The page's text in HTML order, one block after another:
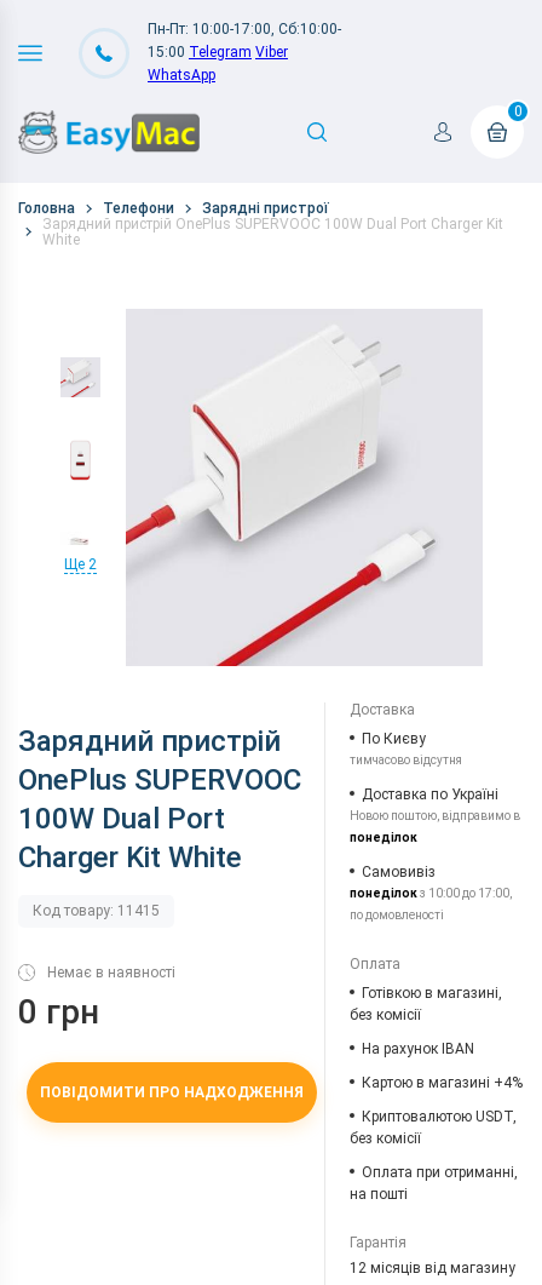
Пн-Пт: 10:00-17:00, Сб:10:00-
15:00 Telegram Viber
WhatsApp
0
Головна Телефони
Зарядні пристрої
Зарядний пристрій OnePlus SUPERVOOC 100W Dual Port Charger Kit
White
Ще 2
Зарядний пристрій
OnePlus SUPERVOOC
100W Dual Port
Charger Kit White
Код товару: 11415
Немає в наявності
0 грн
ПОВІДОМИТИ ПРО НАДХОДЖЕННЯ
Доставка
По Києву
тимчасово відсутня
Доставка по Україні
Новою поштою, відправимо в
понеділок
Самовивіз
понеділокз 10:00 до 17:00,
по домовленості
Оплата
Готівкою в магазині,
без комісії
На рахунок IBAN
Картою в магазині +4%
Криптовалютою USDT,
без комісії
Оплата при отриманні,
на пошті
Гарантія
12 місяців від магазину